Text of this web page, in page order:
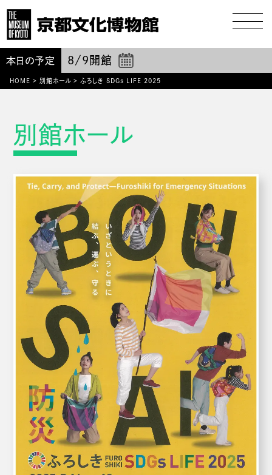
本日の予定 8/9 開館
HOME > 別館ホール> ふろしき SDGs LIFE 2025